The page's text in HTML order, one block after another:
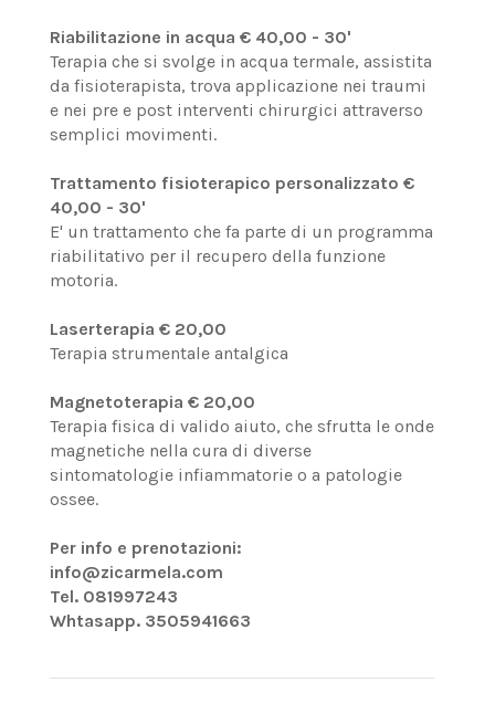
Riabilitazione in acqua € 40,00 - 30'
Terapia che si svolge in acqua termale, assistita
da fisioterapista, trova applicazione nei traumi
e nei pre e post interventi chirurgici attraverso
semplici movimenti.
Trattamento fisioterapico personalizzato €
40,00 - 30'
E' un trattamento che fa parte di un programma
riabilitativo per il recupero della funzione
motoria.
Laserterapia € 20,00
Terapia strumentale antalgica
Magnetoterapia € 20,00
Terapia fisica di valido aiuto, che sfrutta le onde
magnetiche nella cura di diverse
sintomatologie infiammatorie o a patologie
ossee.
Per info e prenotazioni:
info@zicarmela.com
Tel. 081997243
Whtasapp. 3505941663